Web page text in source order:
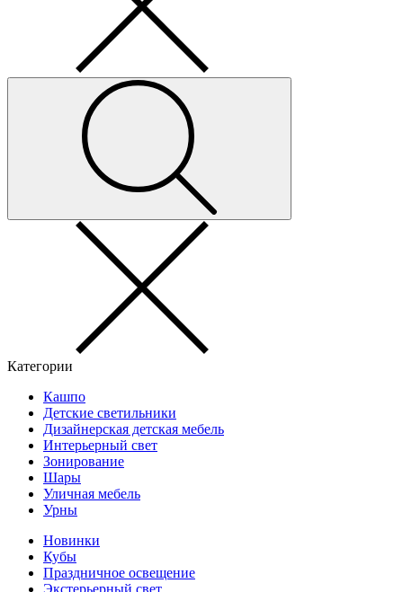
Категории
Кашпо
Детские светильники
Дизайнерская детская мебель
Интерьерный свет
Зонирование
Шары
Уличная мебель
Урны
Новинки
Кубы
Праздничное освещение
Экстерьерный свет